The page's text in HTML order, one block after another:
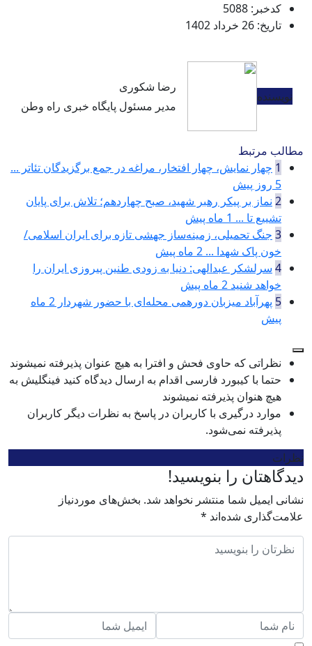
کدخبر: 5088
تاریخ: 26 خرداد 1402
نویسنده
رضا شکوری
مدیر مسئول پایگاه خبری راه وطن
مطالب مرتبط
1 چهار نمایش، چهار افتخار، مراغه در جمع برگزیدگان تئاتر ...
5 روز پیش
2 نماز بر پیکر رهبر شهید، صبح چهاردهم؛ تلاش برای پایان
تشییع تا ... 1 ماه پیش
3 جنگ تحمیلی، زمینه‌ساز جهشی تازه برای ایران اسلامی/
خون پاک شهدا ... 2 ماه پیش
4 سرلشکر عبدالهی: دنیا به زودی طنین پیروزی ایران را
خواهد شنید 2 ماه پیش
5 پهرآباد میزبان دورهمی محله‌ای با حضور شهردار
2 ماه
پیش
نظراتی که حاوی فحش و افترا به هیچ عنوان پذیرفته نمیشوند
حتما با کیبورد فارسی اقدام به ارسال دیدگاه کنید فینگلیش به
هیچ هنوان پذیرفته نمیشوند
موارد درگیری با کاربران در پاسخ به نظرات دیگر کاربران
پذیرفته نمی‌شود.
نظرات
دیدگاهتان را بنویسید!
نشانی ایمیل شما منتشر نخواهد شد. بخش‌های موردنیاز
علامت‌گذاری شده‌اند *